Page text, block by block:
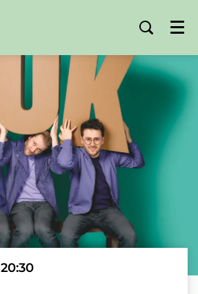
Menu
20:30